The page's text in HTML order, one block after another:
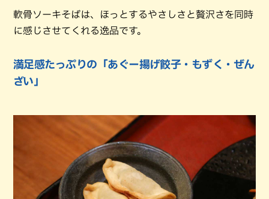
軟骨ソーキそばは、ほっとするやさしさと贅沢さを同時
に感じさせてくれる逸品です。
満足感たっぷりの「あぐー揚げ餃子・もずく・ぜん
ざい」